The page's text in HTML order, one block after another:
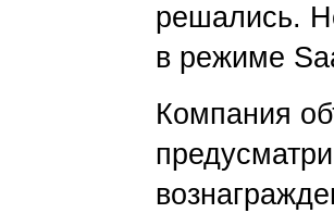
решались.
в режиме
Компания